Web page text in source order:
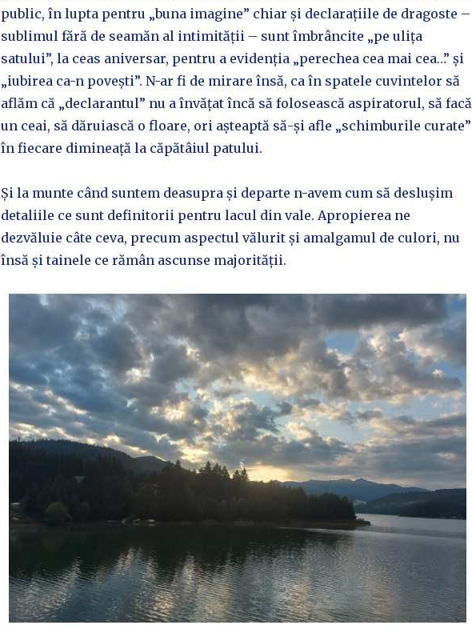
public, în lupta pentru „buna imagine” chiar și declarațiile de dragoste –
sublimul fără de seamăn al intimității – sunt îmbrâncite „pe ulița
satului”, la ceas aniversar, pentru a evidenția „perechea cea mai cea…” și
„iubirea ca-n povești”. N-ar fi de mirare însă, ca în spatele cuvintelor să
aflăm că „declarantul” nu a învățat încă să folosească aspiratorul, să facă
un ceai, să dăruiască o floare, ori așteaptă să-și afle „schimburile curate”
în fiecare dimineață la căpătâiul patului.
Și la munte când suntem deasupra și departe n-avem cum să deslușim
detaliile ce sunt definitorii pentru lacul din vale. Apropierea ne
dezvăluie câte ceva, precum aspectul vălurit și amalgamul de culori, nu
însă și tainele ce rămân ascunse majorității.